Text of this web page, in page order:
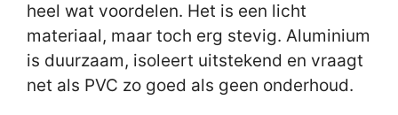
heel wat voordelen. Het is een licht
materiaal, maar toch erg stevig. Aluminium
is duurzaam, isoleert uitstekend en vraagt
net als PVC zo goed als geen onderhoud.